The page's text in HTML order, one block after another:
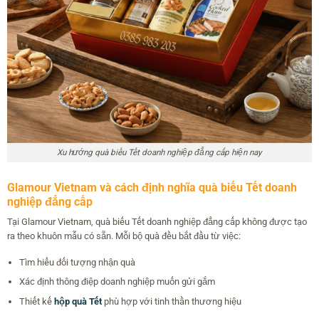
Xu hướng quà biếu Tết doanh nghiệp đẳng cấp hiện nay
Glamour Vietnam và cách định nghĩa quà biếu Tết doanh
nghiệp đẳng cấp
Tại Glamour Vietnam, quà biếu Tết doanh nghiệp đẳng cấp không được tạo
ra theo khuôn mẫu có sẵn. Mỗi bộ quà đều bắt đầu từ việc:
Tìm hiểu đối tượng nhận quà
Xác định thông điệp doanh nghiệp muốn gửi gắm
Thiết kế hộp quà Tếtphù hợp với tinh thần thương hiệu